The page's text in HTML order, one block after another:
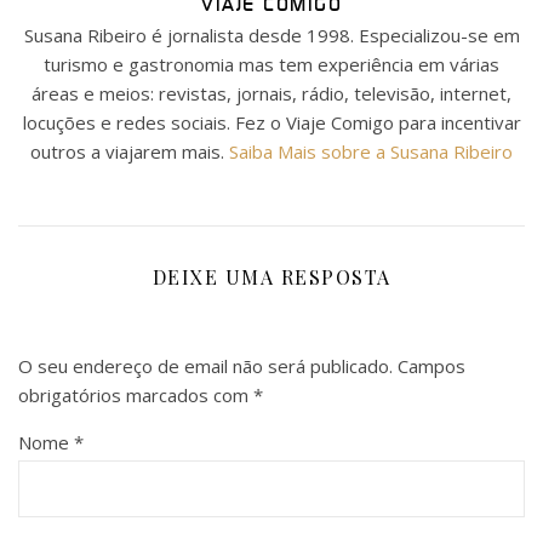
VIAJE COMIGO
Susana Ribeiro é jornalista desde 1998. Especializou-se em
turismo e gastronomia mas tem experiência em várias
áreas e meios: revistas, jornais, rádio, televisão, internet,
locuções e redes sociais. Fez o Viaje Comigo para incentivar
outros a viajarem mais. Saiba Mais sobre a Susana Ribeiro
DEIXE UMA RESPOSTA
O seu endereço de email não será publicado. Campos
obrigatórios marcados com *
Nome *